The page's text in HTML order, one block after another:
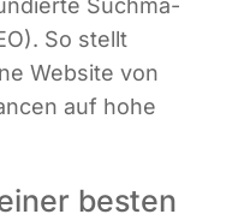
Such­ma­
So stellt
Web­site von
auf hohe
besten